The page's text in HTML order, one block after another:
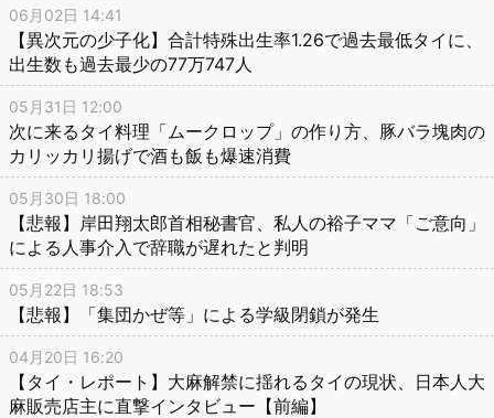
06月02日 14:41
【異次元の少子化】合計特殊出生率1.26で過去最低タイに、
出生数も過去最少の77万747人
05月31日 12:00
次に来るタイ料理「ムークロップ」の作り方、豚バラ塊肉の
カリッカリ揚げで酒も飯も爆速消費
05月30日 18:00
【悲報】岸田翔太郎首相秘書官、私人の裕子ママ「ご意向」
による人事介入で辞職が遅れたと判明
05月22日 18:53
【悲報】「集団かぜ等」による学級閉鎖が発生
04月20日 16:20
【タイ・レポート】大麻解禁に揺れるタイの現状、日本人大
麻販売店主に直撃インタビュー【前編】